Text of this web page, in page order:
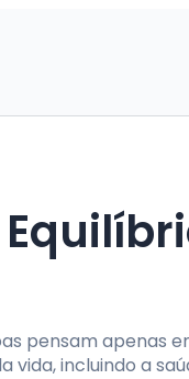
pensam apenas
incluindo a